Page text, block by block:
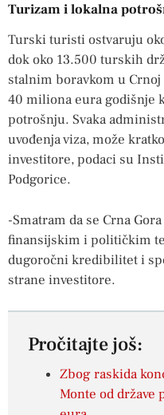
Turizam i lokalna
Turski turisti ostvaruju
dok oko 13.500 turskih
stalnim boravkom u
40 miliona eura godišnje
potrošnju. Svaka
uvođenja viza, može
investitore, podaci su
Podgorice.
-Smatram da se Crna
finansijskim i političkim
dugoročni kredibilitet i
strane investitore.
Pročitajte još:
Zbog raskida
Monte od države